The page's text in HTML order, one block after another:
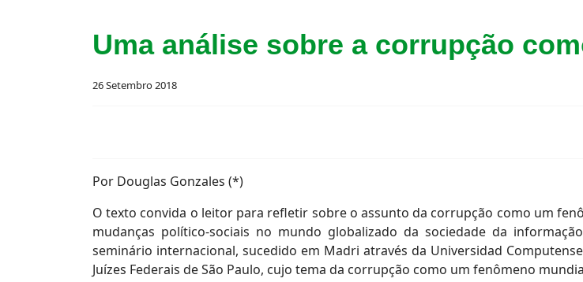
Uma análise sobre a corrupção
26 Setembro 2018
Por Douglas Gonzales (*)
O texto convida o leitor para refletir sobre o assunto da corrupção como um
mudanças político-sociais no mundo globalizado da sociedade da
seminário internacional, sucedido em Madri através da Universidad
Juízes Federais de São Paulo, cujo tema da corrupção como um fenômeno